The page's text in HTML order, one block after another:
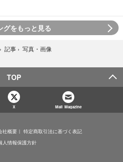
グをもっと見る
› 記事 › 写真・画像
TOP
X Mail Magazine
社概要
特定商取引法に基づく表記
人情報保護方針